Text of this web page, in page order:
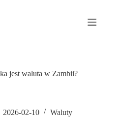
jest waluta w Zambii?
2026-02-10 Waluty